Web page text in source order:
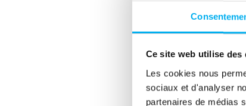
Ce site web utilise des
Les cookies nous
sociaux et d'analyser
partenaires de médias
Les
Le Data Profiling
Analyse des
Détection des
Validation des